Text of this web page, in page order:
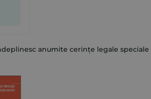
anumite cerințe legale speciale